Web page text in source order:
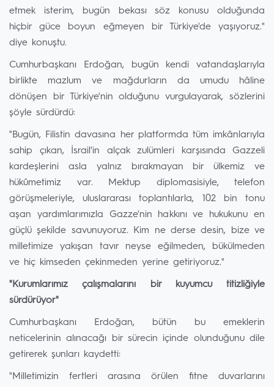
etmek isterim, bugün bekası söz konusu olduğunda
hiçbir güce boyun eğmeyen bir Türkiye'de yaşıyoruz."
diye konuştu.
Cumhurbaşkanı Erdoğan, bugün kendi vatandaşlarıyla
birlikte mazlum ve mağdurların da umudu hâline
dönüşen bir Türkiye'nin olduğunu vurgulayarak, sözlerini
şöyle sürdürdü:
"Bugün, Filistin davasına her platformda tüm imkânlarıyla
sahip çıkan, İsrail'in alçak zulümleri karşısında Gazzeli
kardeşlerini asla yalnız bırakmayan bir ülkemiz ve
hükûmetimiz var. Mektup diplomasisiyle, telefon
görüşmeleriyle, uluslararası toplantılarla, 102 bin tonu
aşan yardımlarımızla Gazze'nin hakkını ve hukukunu en
güçlü şekilde savunuyoruz. Kim ne derse desin, bize ve
milletimize yakışan tavır neyse eğilmeden, bükülmeden
ve hiç kimseden çekinmeden yerine getiriyoruz."
"Kurumlarımız çalışmalarını bir kuyumcu titizliğiyle
sürdürüyor"
Cumhurbaşkanı Erdoğan, bütün bu emeklerin
neticelerinin alınacağı bir sürecin içinde olunduğunu dile
getirerek şunları kaydetti:
"Milletimizin fertleri arasına örülen fitne duvarlarını